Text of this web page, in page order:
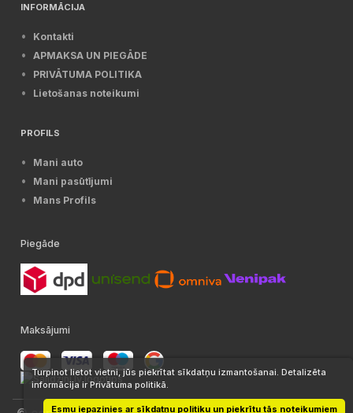
INFORMĀCIJA
Kontakti
APMAKSA UN PIEGĀDE
PRIVĀTUMA POLITIKA
Lietošanas noteikumi
PROFILS
Mani auto
Mani pasūtījumi
Mans Profils
Piegāde
Maksājumi
Turpinot lietot vietni, jūs piekrītat sīkdatņu izmantošanai. Detalizēta
informācija ir Privātuma politikā.
Esmu iepazinies ar sīkdatņu politiku un piekrītu tās noteikumiem